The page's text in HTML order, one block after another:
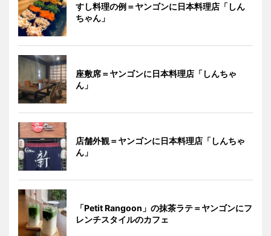
すし料理の例＝ヤンゴンに日本料理店「しん
ちゃん」
座敷席＝ヤンゴンに日本料理店「しんちゃ
ん」
店舗外観＝ヤンゴンに日本料理店「しんちゃ
ん」
「Petit Rangoon」の抹茶ラテ＝ヤンゴンにフ
レンチスタイルのカフェ